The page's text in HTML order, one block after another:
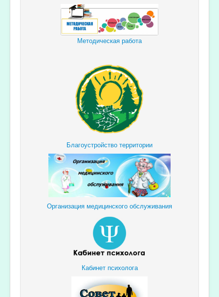
Методическая работа
Благоустройство территории
Организация медицинского обслуживания
Кабинет психолога